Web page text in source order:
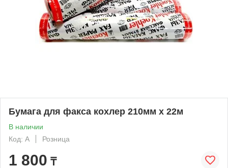
Бумага для факса кохлер 210мм х 22м
В наличии
Код: А
Розница
1 800 ₸